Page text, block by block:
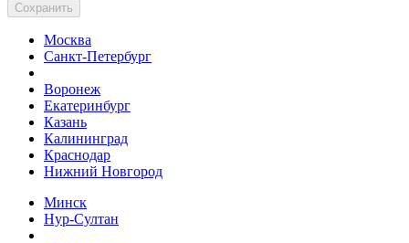
Сохранить
Москва
Санкт-Петербург
Воронеж
Екатеринбург
Казань
Калининград
Краснодар
Нижний Новгород
Минск
Нур-Султан